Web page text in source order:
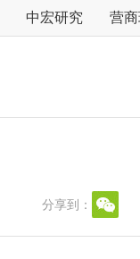
中宏研究 营
分享到：